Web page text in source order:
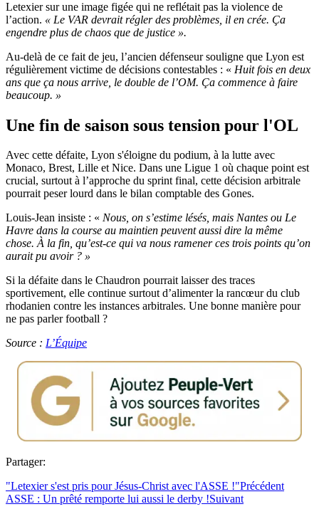
Letexier sur une image figée qui ne reflétait pas la violence de
l’action. « Le VAR devrait régler des problèmes, il en crée. Ça
engendre plus de chaos que de justice ».
Au-delà de ce fait de jeu, l’ancien défenseur souligne que Lyon est
régulièrement victime de décisions contestables : « Huit fois en deux
ans que ça nous arrive, le double de l’OM. Ça commence à faire
beaucoup. »
Une fin de saison sous tension pour l'OL
Avec cette défaite, Lyon s'éloigne du podium, à la lutte avec
Monaco, Brest, Lille et Nice. Dans une Ligue 1 où chaque point est
crucial, surtout à l’approche du sprint final, cette décision arbitrale
pourrait peser lourd dans le bilan comptable des Gones.
Louis-Jean insiste : « Nous, on s’estime lésés, mais Nantes ou Le
Havre dans la course au maintien peuvent aussi dire la même
chose. À la fin, qu’est-ce qui va nous ramener ces trois points qu’on
aurait pu avoir ? »
Si la défaite dans le Chaudron pourrait laisser des traces
sportivement, elle continue surtout d’alimenter la rancœur du club
rhodanien contre les instances arbitrales. Une bonne manière pour
ne pas parler football ?
Source : L’Équipe
Partager:
"Letexier s'est pris pour Jésus-Christ avec l'ASSE !"Précédent
ASSE : Un prêté remporte lui aussi le derby !Suivant